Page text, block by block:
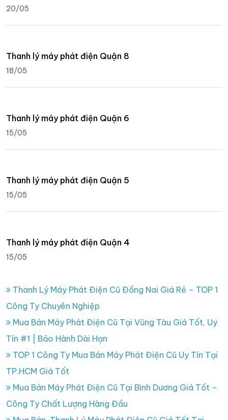
20/05
Thanh lý máy phát điện Quận 8
18/05
Thanh lý máy phát điện Quận 6
15/05
Thanh lý máy phát điện Quận 5
15/05
Thanh lý máy phát điện Quận 4
15/05
Thanh Lý Máy Phát Điện Cũ Đồng Nai Giá Rẻ – TOP 1
Công Ty Chuyên Nghiệp
Mua Bán Máy Phát Điện Cũ Tại Vũng Tàu Giá Tốt, Uy
Tín #1 | Bảo Hành Dài Hạn
TOP 1 Công Ty Mua Bán Máy Phát Điện Cũ Uy Tín Tại
TP.HCM Giá Tốt
Mua Bán Máy Phát Điện Cũ Tại Bình Dương Giá Tốt –
Công Ty Chất Lượng Hàng Đầu